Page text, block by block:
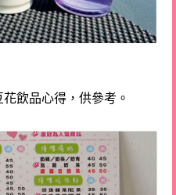
飲品心得，供參考。